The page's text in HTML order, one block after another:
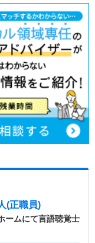
(正職員)
ームにて言語聴覚士